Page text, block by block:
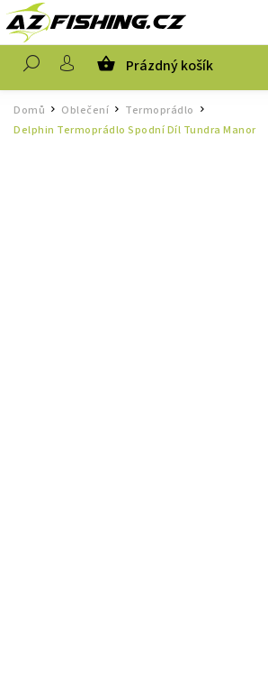
Prázdný košík
Domů / Oblečení / Termoprádlo
Delphin Termoprádlo Spodní Díl Tundra Manor